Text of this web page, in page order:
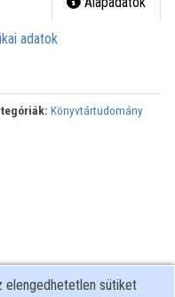
adatok
Könyvtártudomány
elengedhetetlen sütiket